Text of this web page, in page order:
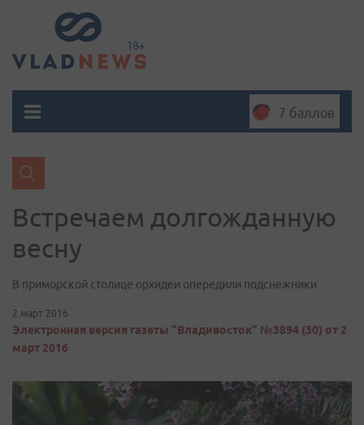
7 баллов
Встречаем долгожданную
весну
В приморской столице орхидеи опередили подснежники
2 март 2016
Электронная версия газеты "Владивосток" №3894 (30) от 2
март 2016